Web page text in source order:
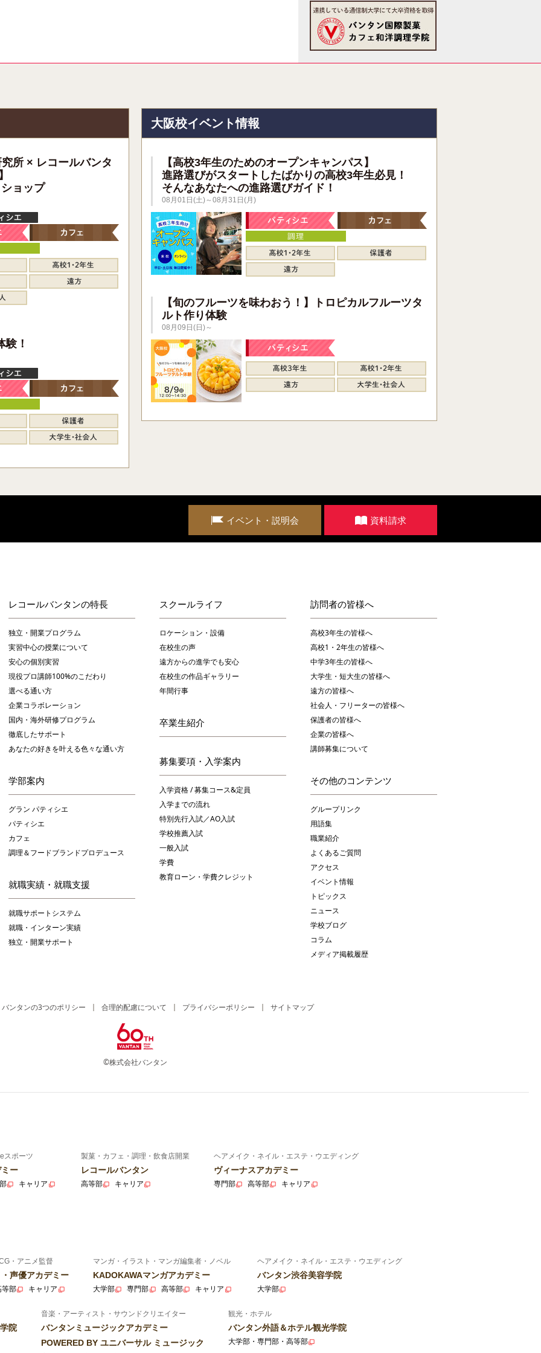
所 × レコールバンタ
ョップ
！
大阪校イベント情報
【高校3年生のためのオープンキャンパス】
進路選びがスタートしたばかりの高校3年生必見！
そんなあなたへの進路選びガイド！
08月01日(土)～08月31日(月)
【旬のフルーツを味わおう！】トロピカルフルーツタ
ルト作り体験
08月09日(日)～
イベント・説明会 資料請求
レコールバンタンの特長
独立・開業プログラム
実習中心の授業について
安心の個別実習
現役プロ講師100%のこだわり
選べる通い方
企業コラボレーション
国内・海外研修プログラム
徹底したサポート
あなたの好きを叶える⾊々な通い⽅
学部案内
グラン パティシエ
パティシエ
カフェ
調理＆フードブランドプロデュース
就職実績・就職支援
就職サポートシステム
就職・インターン実績
独立・開業サポート
スクールライフ
ロケーション・設備
在校生の声
遠方からの進学でも安心
在校生の作品ギャラリー
年間行事
卒業生紹介
募集要項・入学案内
入学資格 / 募集コース&定員
入学までの流れ
特別先行入試／AO入試
学校推薦入試
一般入試
学費
教育ローン・学費クレジット
訪問者の皆様へ
高校3年生の皆様へ
高校1・2年生の皆様へ
中学3年生の皆様へ
大学生・短大生の皆様へ
遠方の皆様へ
社会人・フリーターの皆様へ
保護者の皆様へ
企業の皆様へ
講師募集について
その他のコンテンツ
グループリンク
用語集
職業紹介
よくあるご質問
アクセス
イベント情報
トピックス
ニュース
学校ブログ
コラム
メディア掲載履歴
バンタンの3つのポリシー 合理的配慮について プライバシーポリシー サイトマップ
©株式会社バンタン
スポーツ
ー
キャリア
製菓・カフェ・調理・飲食店開業
レコールバンタン
高等部 キャリア
ヘアメイク・ネイル・エステ・ウエディング
ヴィーナスアカデミー
専門部 高等部 キャリア
・アニメ監督
声優アカデミー
等部 キャリア
マンガ・イラスト・マンガ編集者・ノベル
KADOKAWAマンガアカデミー
大学部 専門部 高等部 キャリア
ヘアメイク・ネイル・エステ・ウエディング
バンタン渋谷美容学院
大学部
院
音楽・アーティスト・サウンドクリエイター
バンタンミュージックアカデミー
POWERED BY ユニバーサル ミュージック
観光・ホテル
バンタン外語＆ホテル観光学院
大学部・専門部・高等部